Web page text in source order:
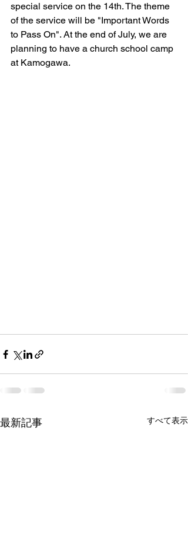
special service on the 14th. The theme
of the service will be "Important Words
to Pass On". At the end of July, we are
planning to have a church school camp
at Kamogawa.
最新記事 すべて表示